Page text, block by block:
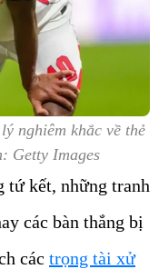
nghiêm khắc về thẻ
Getty Images
tứ kết, những tranh
các bàn thắng bị
các trọng tài xử